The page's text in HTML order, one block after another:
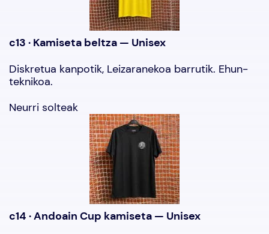
c13 · Kamiseta beltza — Unisex
Diskretua kanpotik, Leizaranekoa barrutik. Ehun-
teknikoa.
Neurri solteak
c14 · Andoain Cup kamiseta — Unisex